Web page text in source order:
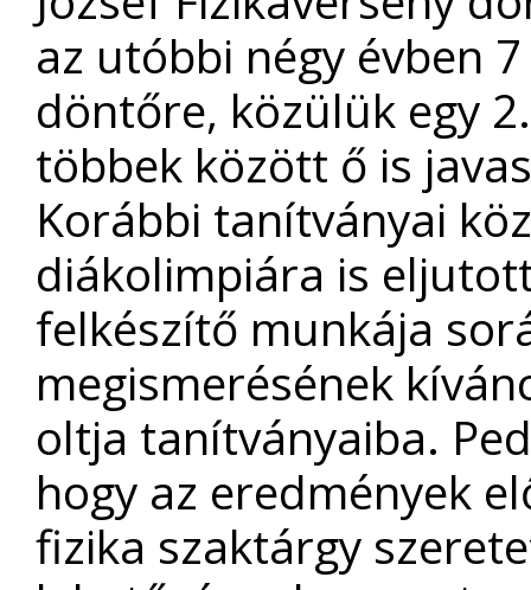
az utóbbi négy évben
döntőre, közülük egy
többek között ő is
Korábbi tanítványai
diákolimpiára is
felkészítő munkája
megismerésének
oltja tanítványaiba.
hogy az eredmények
fizika szaktárgy